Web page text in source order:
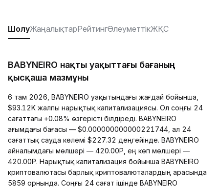
ШолуЖаңалықтарРейтингӘлеуметтікЖҚС
BABYNEIRO нақты уақыттағы бағаның
қысқаша мазмұны
6 там 2026, BABYNEIRO уақытындағы жағдай бойынша,
$93.12K жалпы нарықтық капитализациясы. Ол соңғы 24
сағаттағы +0.08% өзгерісті білдіреді. BABYNEIRO
ағымдағы бағасы — $0.000000000000221744, ал 24
сағаттық сауда көлемі $227.32 деңгейінде. BABYNEIRO
айналымдағы мөлшері — 420.00P, ең көп мөлшері —
420.00P. Нарықтық капитализация бойынша BABYNEIRO
криптовалютасы барлық криптовалюталардың арасында
5859 орнында. Соңғы 24 сағат ішінде BABYNEIRO